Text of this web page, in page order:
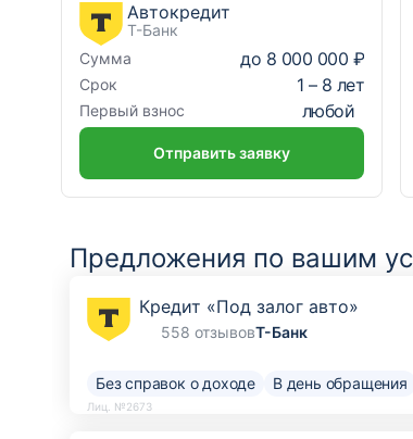
Автокредит
Т-Банк
Сумма
до 8 000 000 ₽
Срок 1 – 8 лет
Первый взнос любой
Отправить заявку
Предложения по вашим
Кредит «Под залог авто»
558 отзывовТ-Банк
Без справок о доходе В день обращения
Лиц. №2673